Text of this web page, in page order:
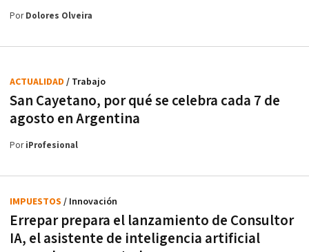
PorDolores Olveira
San Cayetano, por qué se celebra cada 7 de
agosto en Argentina
ACTUALIDAD / Trabajo
PoriProfesional
Errepar prepara el lanzamiento de Consultor
IA, el asistente de inteligencia artificial
IMPUESTOS / Innovación